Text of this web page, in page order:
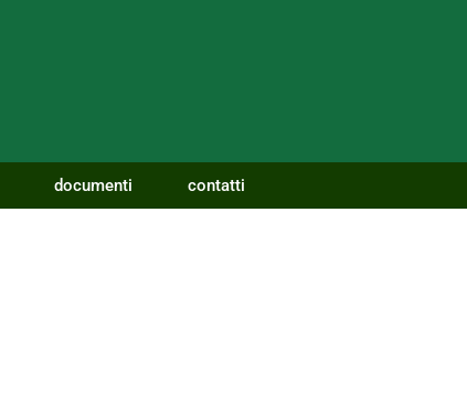
documenti contatti